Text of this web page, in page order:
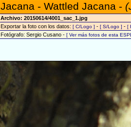
Jacana - Wattled Jacana -
Archivo: 20150614/4001_sac_1.jpg
Exportar la foto con los datos: [ C/Logo ] - [ S/Logo ] - [
Fotógrafo: Sergio Cusano - [ Ver más fotos de esta